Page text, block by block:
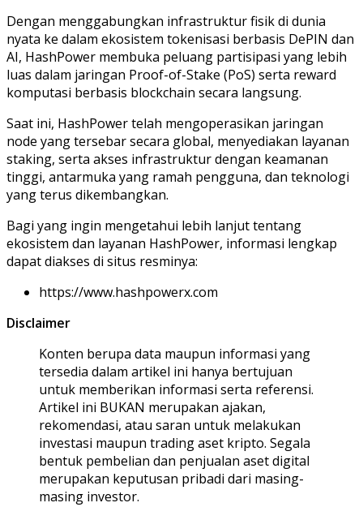
Dengan menggabungkan infrastruktur fisik di dunia
nyata ke dalam ekosistem tokenisasi berbasis DePIN dan
AI, HashPower membuka peluang partisipasi yang lebih
luas dalam jaringan Proof-of-Stake (PoS) serta reward
komputasi berbasis blockchain secara langsung.
Saat ini, HashPower telah mengoperasikan jaringan
node yang tersebar secara global, menyediakan layanan
staking, serta akses infrastruktur dengan keamanan
tinggi, antarmuka yang ramah pengguna, dan teknologi
yang terus dikembangkan.
Bagi yang ingin mengetahui lebih lanjut tentang
ekosistem dan layanan HashPower, informasi lengkap
dapat diakses di situs resminya:
https://www.hashpowerx.com
Disclaimer
Konten berupa data maupun informasi yang
tersedia dalam artikel ini hanya bertujuan
untuk memberikan informasi serta referensi.
Artikel ini BUKAN merupakan ajakan,
rekomendasi, atau saran untuk melakukan
investasi maupun trading aset kripto. Segala
bentuk pembelian dan penjualan aset digital
merupakan keputusan pribadi dari masing-
masing investor.